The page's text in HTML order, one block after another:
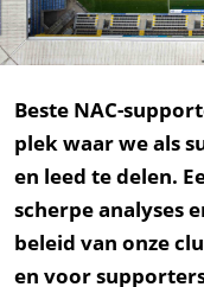
Beste NAC-
plek waar we als
en leed te delen.
scherpe analyses
beleid van onze
en voor